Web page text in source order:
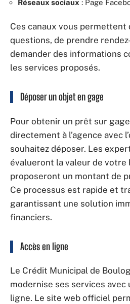
Réseaux sociaux : Page
Ces canaux vous permettent
questions, de prendre
demander des informations
les services proposés.
Déposer un objet en gage
Pour obtenir un prêt sur
directement à l’agence avec
souhaitez déposer. Les
évalueront la valeur de votre
proposeront un montant de
Ce processus est rapide et
garantissant une solution
financiers.
Accès en ligne
Le Crédit Municipal de
modernise ses services avec
ligne. Le site web officiel